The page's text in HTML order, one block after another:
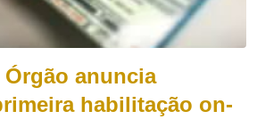
Órgão anuncia
habilitação on-